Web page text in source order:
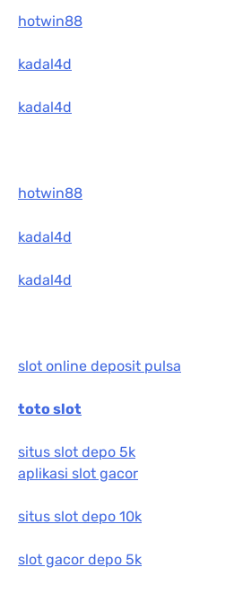
hotwin88
kadal4d
kadal4d
hotwin88
kadal4d
kadal4d
slot online deposit pulsa
toto slot
situs slot depo 5k
aplikasi slot gacor
situs slot depo 10k
slot gacor depo 5k